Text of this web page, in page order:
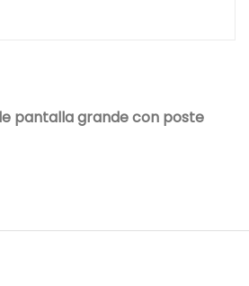
pantalla grande con poste